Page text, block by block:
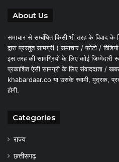
About Us
समाचार से सम्बंधित किसी भी तरह के विवाद
द्वारा प्रस्तुत सामग्री ( समाचार / फोटो /
इस तरह की सामग्रियों के लिए कोई
प्रकाशित ऐसी सामग्री के लिए संवाददाता /
khabardaar.co या उसके स्वामी, मुद्रक,
होगी.
Categories
राज्य
छत्तीसगढ़